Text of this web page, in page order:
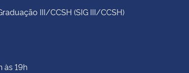
III/CCSH (SIG III/CCSH)
às 19h